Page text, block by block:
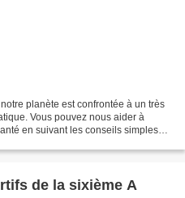
planète est confrontée à un très
Vous pouvez nous aider à
en suivant les conseils simples
de la sixième A